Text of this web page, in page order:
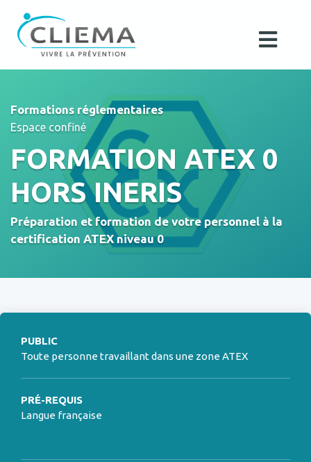
Formations réglementaires
Espace confiné
FORMATION ATEX 0
HORS INERIS
Préparation et formation de votre personnel à la
certification ATEX niveau 0
PUBLIC
Toute personne travaillant dans une zone ATEX
PRÉ-REQUIS
Langue française